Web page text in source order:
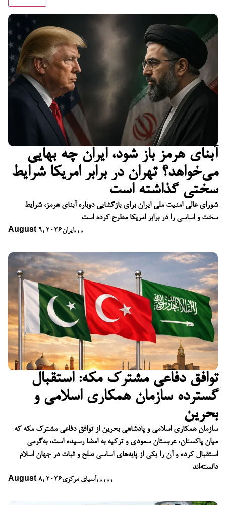
آبنای هرمز باز شود، ایران چه بهایی
می‌خواهد؟ تهران در برابر امریکا شرایط
سختی گذاشته است
شورای عالی امنیت ملی ایران برای بازگشایی دوباره آبنای هرمز، شرایط
سخت و اساسی را در برابر امریکا مطرح کرده است
August 9, 2026ایران, , ,
توافق دفاعی مشترک مکه: استقبال
گسترده سازمان همکاری اسلامی و
بحرین
سازمان همکاری اسلامی و پادشاهی بحرین از توافق دفاعی مشترک مکه که
میان پاکستان، عربستان سعودی و ترکیه به امضا رسیده است، به‌گرمی
استقبال کرده و آن را یکی از پایه‌های اساسی صلح و ثبات در جهان اسلام
دانسته‌اند
August 8, 2026آسیای مرکزی, , , , ,